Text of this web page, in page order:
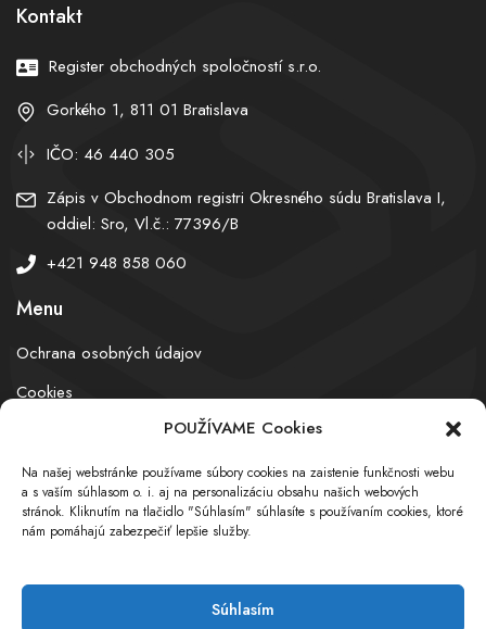
POUŽÍVAME Cookies
Na našej webstránke používame súbory cookies na zaistenie funkčnosti webu
a s vaším súhlasom o. i. aj na personalizáciu obsahu našich webových
stránok. Kliknutím na tlačidlo "Súhlasím" súhlasíte s používaním cookies, ktoré
nám pomáhajú zabezpečiť lepšie služby.
Súhlasím
Kontakt
Register obchodných spoločností s.r.o.
Gorkého 1, 811 01 Bratislava
IČO: 46 440 305
Zápis v Obchodnom registri Okresného súdu Bratislava I,
oddiel: Sro, Vl.č.: 77396/B
+421 948 858 060
Menu
Ochrana osobných údajov
Cookies
© obchodnyregister.com – All rights reserved